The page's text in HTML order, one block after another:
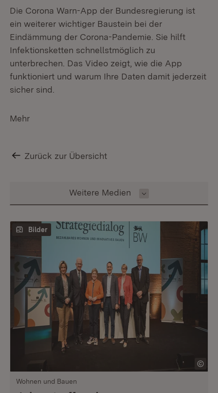
Die Corona Warn-App der Bundesregierung ist
ein weiterer wichtiger Baustein bei der
Eindämmung der Corona-Pandemie. Sie hilft
Infektionsketten schnellstmöglich zu
unterbrechen. Das Video zeigt, wie die App
funktioniert und warum Ihre Daten damit jederzeit
sicher sind.
Mehr
Zurück zur Übersicht
Inhalt auswählen
Weitere Medien
Bilder
Wohnen und Bauen